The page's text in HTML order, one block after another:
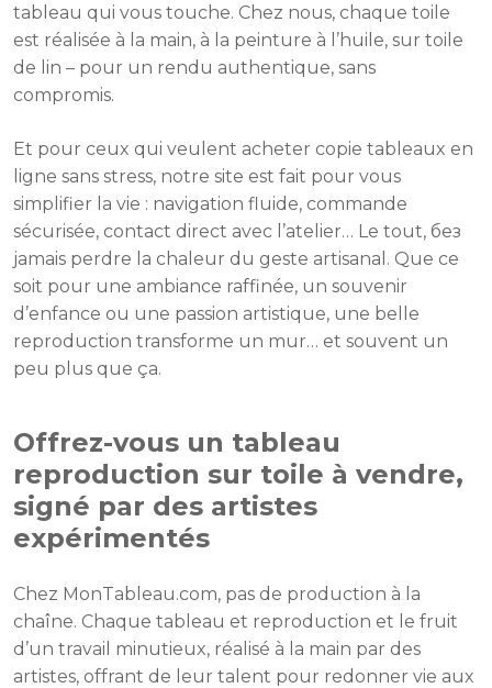
tableau qui vous touche. Chez nous, chaque toile
est réalisée à la main, à la peinture à l’huile, sur toile
de lin – pour un rendu authentique, sans
compromis.
Et pour ceux qui veulent acheter copie tableaux en
ligne sans stress, notre site est fait pour vous
simplifier la vie : navigation fluide, commande
sécurisée, contact direct avec l’atelier… Le tout, без
jamais perdre la chaleur du geste artisanal. Que ce
soit pour une ambiance raffinée, un souvenir
d’enfance ou une passion artistique, une belle
reproduction transforme un mur… et souvent un
peu plus que ça.
Offrez-vous un tableau
reproduction sur toile à vendre,
signé par des artistes
expérimentés
Chez MonTableau.com, pas de production à la
chaîne. Chaque tableau et reproduction et le fruit
d’un travail minutieux, réalisé à la main par des
artistes, offrant de leur talent pour redonner vie aux